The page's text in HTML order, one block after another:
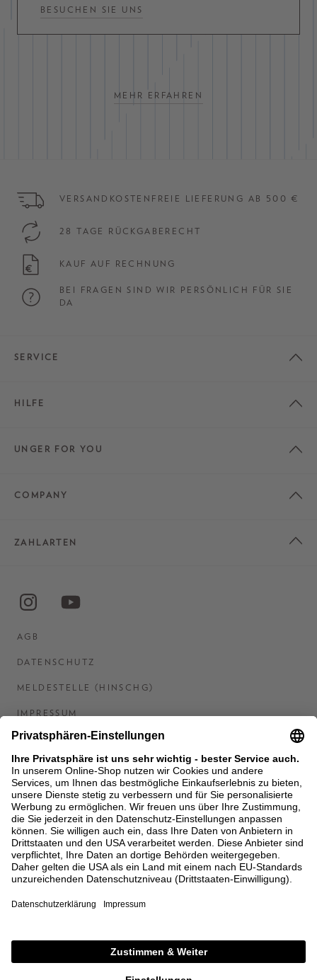
BESUCHEN SIE UNS
MEHR ERFAHREN
VERSANDKOSTENFREIE LIEFERUNG AB 500 €
28 TAGE RÜCKGABERECHT
KAUF AUF RECHNUNG
BEI FRAGEN SIND WIR PERSÖNLICH FÜR SIE
DA
SERVICE
HILFE
UNGER FOR YOU
COMPANY
ZAHLARTEN
AGB
DATENSCHUTZ
MELDESTELLE (HINSCHG)
IMPRESSUM
BARRIEREFREIHEITSERKLÄRUNG
KONTAKT
COOKIES
MEN'S WORLD: BRAUN HAMBURG
Ein Unternehmen der Unger GmbH & Co. KG
EINKAUF VON 400 € NACH RETOURE, NICHT
CHECKOUT. GUTSCHEINE, REDUZIERTE ARTIKEL
SOWIE VEREINZELTE MARKEN SIND VON DER